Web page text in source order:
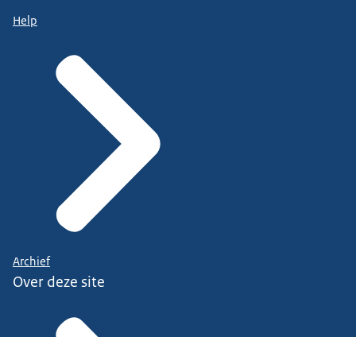
Help
Archief
Over deze site